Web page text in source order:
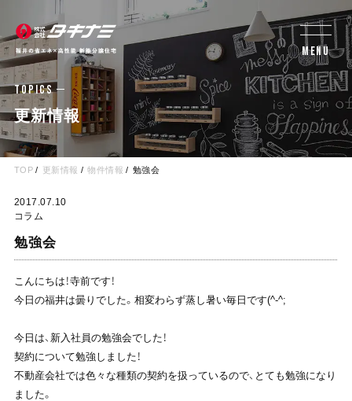
MENU
TOPICS
更新情報
TOP 更新情報 物件情報 勉強会
2017.07.10
コラム
勉強会
こんにちは！寺前です！
今日の福井は曇りでした。相変わらず蒸し暑い毎日です(^-^;
今日は、新入社員の勉強会でした！
契約について勉強しました！
不動産会社では色々な種類の契約を扱っているので、とても勉強になり
ました。